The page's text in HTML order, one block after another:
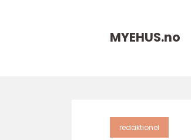
MYEHUS.no
redaktionel